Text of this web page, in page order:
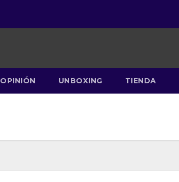
OPINIÓN UNBOXING TIENDA